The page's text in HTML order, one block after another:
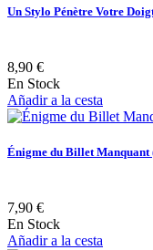
Un Stylo Pénètre Votre
8,90 €
En Stock
Añadir a la cesta
Énigme du Billet Manquant
7,90 €
En Stock
Añadir a la cesta